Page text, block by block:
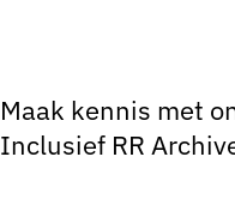
Maak kennis met
Inclusief RR